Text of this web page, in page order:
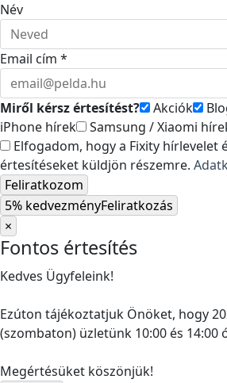
Név
Email cím *
Miről kérsz értesítést? Akciók
iPhone hírek
Samsung / Xiaomi
Elfogadom, hogy a Fixity hírlevelet
értesítéseket küldjön részemre.
Feliratkozom
5% kedvezményFeliratkozás
×
Fontos értesítés
Kedves Ügyfeleink!
Ezúton tájékoztatjuk Önöket, hogy
(szombaton) üzletünk 10:00 és
Megértésüket köszönjük!